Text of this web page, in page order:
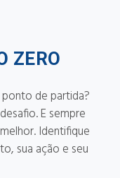
ZERO
de partida?
E sempre
Identifique
sua ação e seu